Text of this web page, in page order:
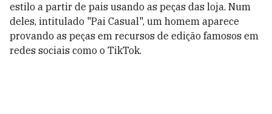
estilo a partir de pais usando as peças das loja. Num
deles, intitulado "Pai Casual", um homem aparece
provando as peças em recursos de edição famosos em
redes sociais como o TikTok.